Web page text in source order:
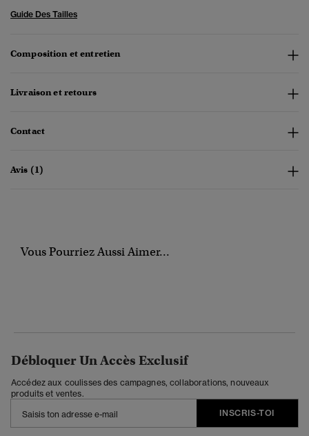
Guide Des Tailles
Composition et entretien
Livraison et retours
Contact
Avis (1)
Vous Pourriez Aussi Aimer...
Débloquer Un Accès Exclusif
Accédez aux coulisses des campagnes, collaborations, nouveaux
produits et ventes.
INSCRIS-TOI